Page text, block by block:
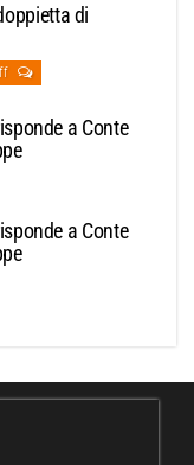
di
a Conte
a Conte